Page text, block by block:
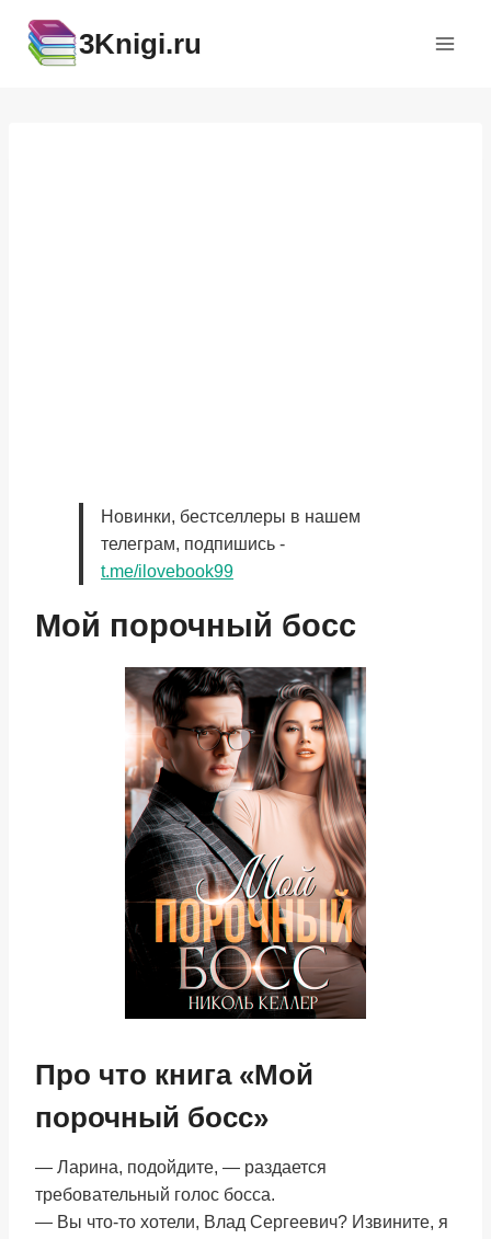
содержимому
3Knigi.ru
Новинки, бестселлеры в нашем
телеграм, подпишись -
t.me/ilovebook99
Мой порочный босс
Про что книга «Мой
порочный босс»
— Ларина, подойдите, — раздается
требовательный голос босса.
— Вы что-то хотели, Влад Сергеевич? Извините, я